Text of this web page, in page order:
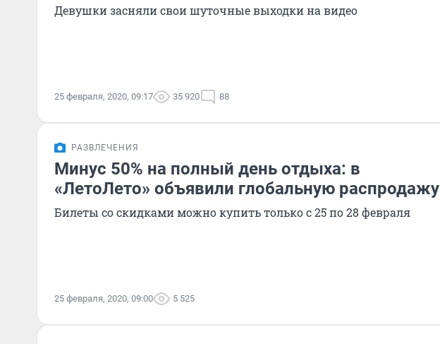
Девушки засняли свои шуточные выходки на видео
25 февраля, 2020, 09:17 35 920 88
РАЗВЛЕЧЕНИЯ
Минус 50% на полный день отдыха: в
«ЛетоЛето» объявили глобальную распродажу
Билеты со скидками можно купить только с 25 по 28 февраля
25 февраля, 2020, 09:00 5 525